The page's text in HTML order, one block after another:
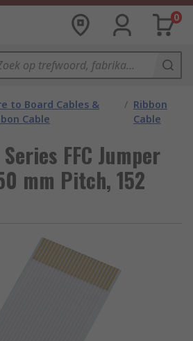
0
to Board Cables &
Cable
/ Ribbon
Cable
FFC Jumper
mm Pitch, 152